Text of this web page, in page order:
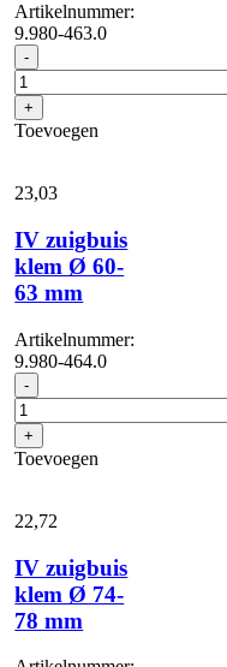
Artikelnummer:
9.980-463.0
- IV
zuigbuis
klem
Ø
41-
mm
aantal
+
Toevoegen
23,03
IV zuigbuis
klem Ø 60-
63 mm
Artikelnummer:
9.980-464.0
- IV
zuigbuis
klem
Ø
60-
mm
aantal
+
Toevoegen
22,72
IV zuigbuis
klem Ø 74-
78 mm